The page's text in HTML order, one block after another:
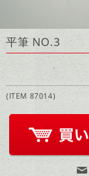
平筆 NO.3
(ITEM 87014)